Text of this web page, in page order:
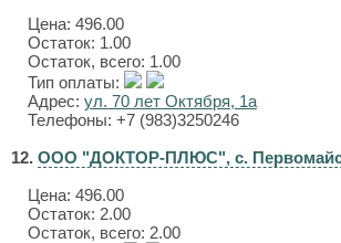
Цена: 496.00
Остаток: 1.00
Остаток, всего: 1.00
Тип оплаты:
Адрес: ул. 70 лет Октября, 1а
Телефоны: +7 (983)3250246
12. ООО "ДОКТОР-ПЛЮС", с.
Цена: 496.00
Остаток: 2.00
Остаток, всего: 2.00